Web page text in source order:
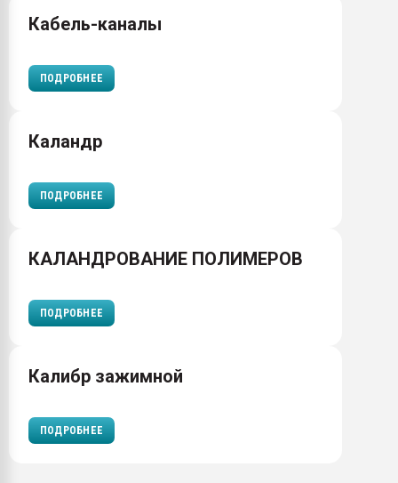
Кабель-каналы
ПОДРОБНЕЕ
Каландр
ПОДРОБНЕЕ
КАЛАНДРОВАНИЕ ПОЛИМЕРОВ
ПОДРОБНЕЕ
Калибр зажимной
ПОДРОБНЕЕ